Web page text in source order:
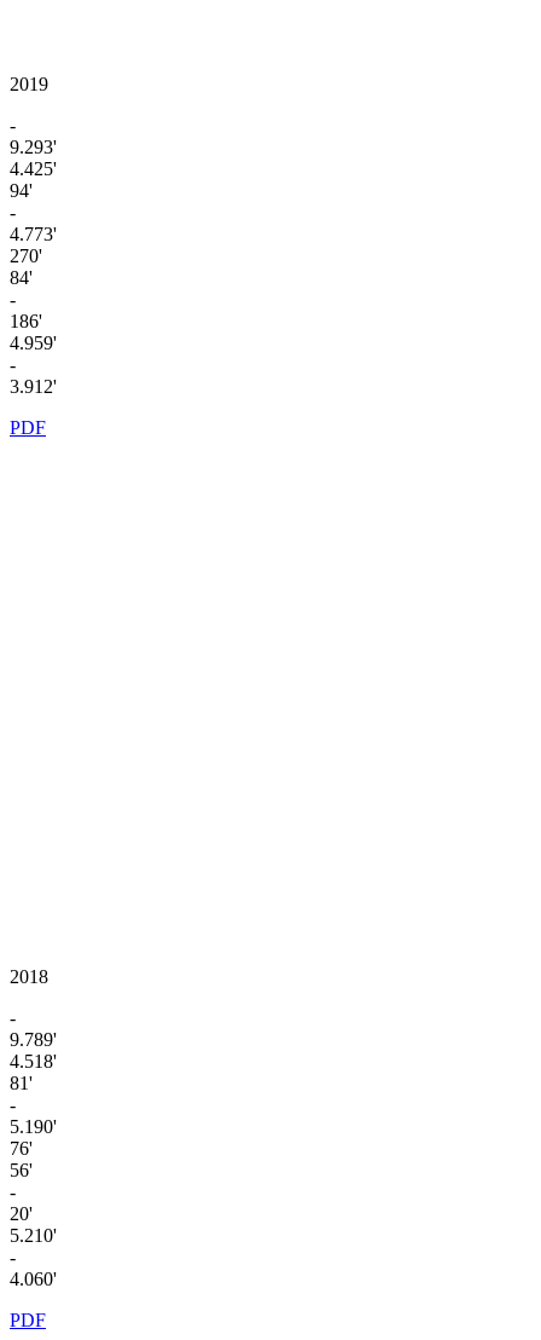
2019
-
9.293'
4.425'
94'
-
4.773'
270'
84'
-
186'
4.959'
-
3.912'
PDF
2018
-
9.789'
4.518'
81'
-
5.190'
76'
56'
-
20'
5.210'
-
4.060'
PDF